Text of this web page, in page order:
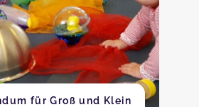
für Groß und Klein